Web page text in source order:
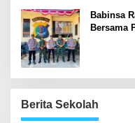
Babinsa
Bersama
Berita Sekolah